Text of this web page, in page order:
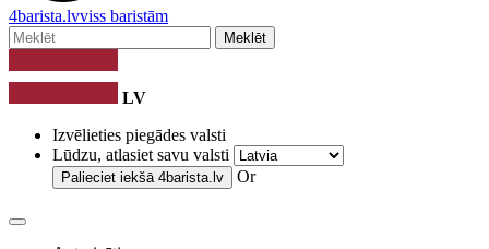
4barista.lvviss baristām
Meklēt
LV
Izvēlieties piegādes valsti
Lūdzu, atlasiet savu valsti
Palieciet iekšā 4barista.lv Or